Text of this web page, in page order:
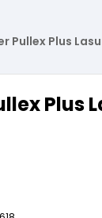
Grundierung
Pullex Plus
Plus